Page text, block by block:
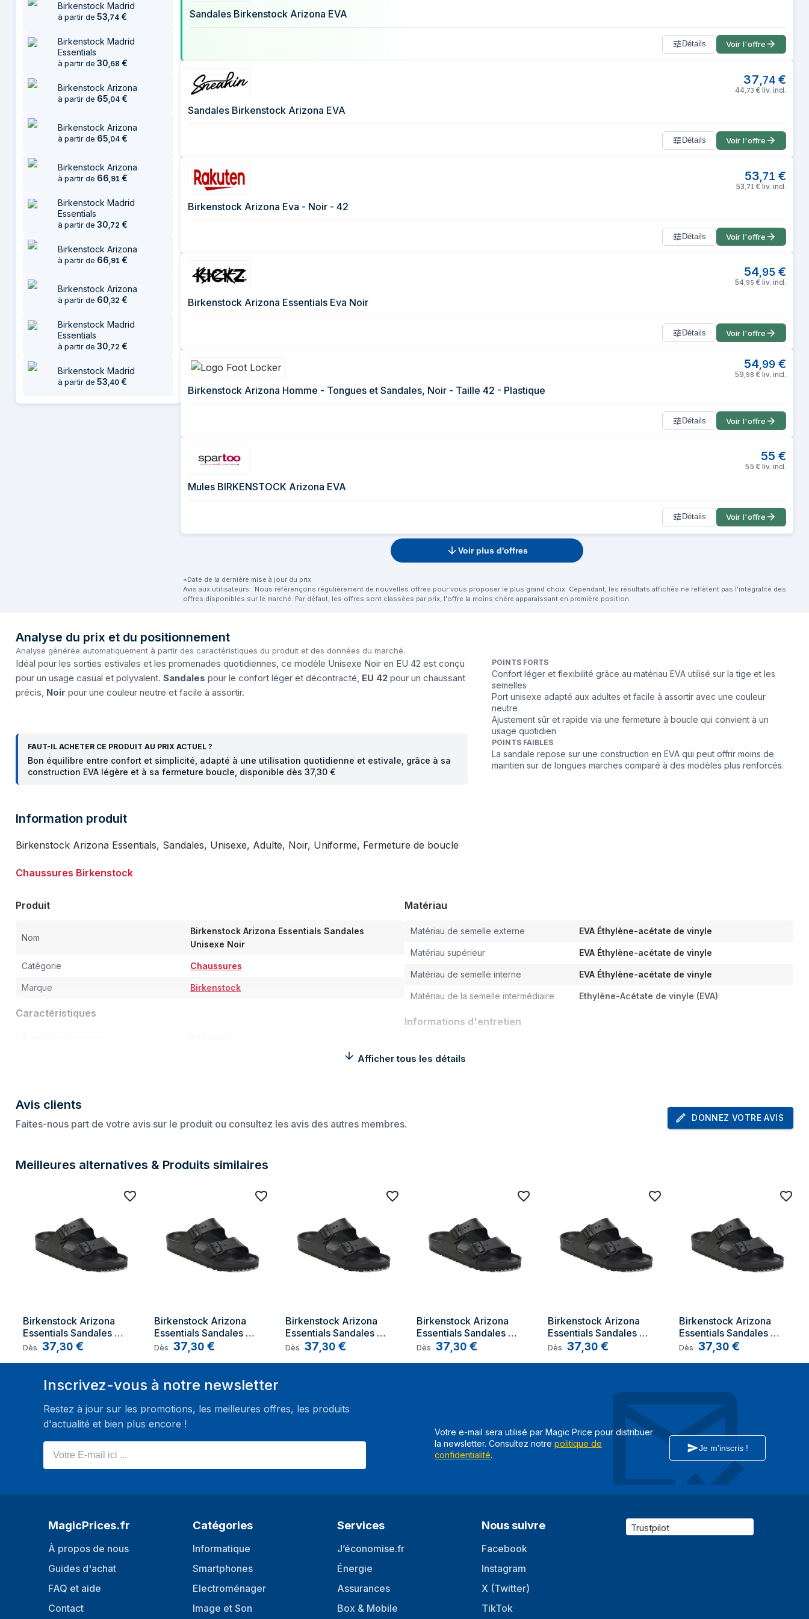
2 août 2026
49,95 €
5 août 2026
5 août 2026
Birkenstock Madrid
à partir de 53,74 €
Birkenstock Madrid
Essentials
à partir de 30,68 €
Birkenstock Arizona
à partir de 65,04 €
Birkenstock Arizona
à partir de 65,04 €
Birkenstock Arizona
à partir de 66,91 €
Birkenstock Madrid
Essentials
à partir de 30,72 €
Birkenstock Arizona
à partir de 66,91 €
Birkenstock Arizona
à partir de 60,32 €
Birkenstock Madrid
Essentials
à partir de 30,72 €
Birkenstock Madrid
à partir de 53,40 €
Sandales Birkenstock Arizona EVA
Détails Voir l'offre
37 74 €
44, 73 € liv. incl.
Sandales Birkenstock Arizona EVA
Détails Voir l'offre
53 71 €
53 71 € liv. incl.
Birkenstock Arizona Eva - Noir - 42
Détails Voir l'offre
54,95 €
54, 95 € liv. incl.
Birkenstock Arizona Essentials Eva Noir
Détails Voir l'offre
54,99 €
59 98 € liv. incl.
Birkenstock Arizona Homme - Tongues et Sandales, Noir - Taille 42 - Plastique
Détails Voir l'offre
55 €
55 € liv. incl.
Mules BIRKENSTOCK Arizona EVA
Détails Voir l'offre
Voir plus d'offres
*Date de la dernière mise à jour du prix
Avis aux utilisateurs : Nous référençons régulièrement de nouvelles offres pour vous proposer le plus grand choix. Cependant, les résultats affichés ne reflètent pas l'intégralité des
offres disponibles sur le marché. Par défaut, les offres sont classées par prix, l'offre la moins chère apparaissant en première position.
Analyse du prix et du positionnement
Analyse générée automatiquement à partir des caractéristiques du produit et des données du marché.
Idéal pour les sorties estivales et les promenades quotidiennes, ce modèle Unisexe Noir en EU 42 est conçu
pour un usage casual et polyvalent. Sandales pour le confort léger et décontracté, EU 42 pour un chaussant
précis, Noir pour une couleur neutre et facile à assortir.
POINTS FORTS
Confort léger et flexibilité grâce au matériau EVA utilisé sur la tige et les
semelles
Port unisexe adapté aux adultes et facile à assortir avec une couleur
neutre
Ajustement sûr et rapide via une fermeture à boucle qui convient à un
usage quotidien
POINTS FAIBLES
La sandale repose sur une construction en EVA qui peut offrir moins de
maintien sur de longues marches comparé à des modèles plus renforcés.
FAUT-IL ACHETER CE PRODUIT AU PRIX ACTUEL ?
Bon équilibre entre confort et simplicité, adapté à une utilisation quotidienne et estivale, grâce à sa
construction EVA légère et à sa fermeture boucle, disponible dès 37,30 €
Information produit
Birkenstock Arizona Essentials, Sandales, Unisexe, Adulte, Noir, Uniforme, Fermeture de boucle
Chaussures Birkenstock
Produit
Nom
Birkenstock Arizona Essentials Sandales
Unisexe Noir
Catégorie Chaussures
Marque Birkenstock
Caractéristiques
Couleur principale du produit
Coloration Uniforme
Type de fermeture de chaussure Fermeture de boucle
Matériau
Matériau de semelle externe EVA Éthylène-acétate de vinyle
Matériau supérieur EVA Éthylène-acétate de vinyle
Matériau de semelle interne EVA Éthylène-acétate de vinyle
Matériau de la semelle intermédiaire Ethylène-Acétate de vinyle (EVA)
Informations d'entretien
Afficher tous les détails
Avis clients
Faites-nous part de votre avis sur le produit ou consultez les avis des autres membres.
DONNEZ VOTRE AVIS
Meilleures alternatives & Produits similaires
Birkenstock Arizona
Essentials Sandales
Unisexe Noir
Dès 37 30 €
Birkenstock Arizona
Essentials Sandales
Unisexe Noir
Dès 37 30 €
Birkenstock Arizona
Essentials Sandales
Unisexe Noir
Dès 37 30 €
Birkenstock Arizona
Essentials Sandales
Unisexe Noir
Dès 37 30 €
Birkenstock Arizona
Essentials Sandales
Unisexe Noir
Dès 37 30 €
Birkenstock Arizona
Essentials Sandales
Unisexe Noir
Dès 37 30 €
Inscrivez-vous à notre newsletter
Restez à jour sur les promotions, les meilleures offres, les produits
d'actualité et bien plus encore !
Votre e-mail sera utilisé par Magic Price pour distribuer
la newsletter. Consultez notre politique de
confidentialité.
Je m'inscris !
MagicPrices.fr
À propos de nous
Guides d'achat
FAQ et aide
Contact
Catégories
Informatique
Smartphones
Electroménager
Image et Son
Services
J’économise.fr
Énergie
Assurances
Box & Mobile
Nous suivre
Facebook
Instagram
X (Twitter)
TikTok
Trustpilot